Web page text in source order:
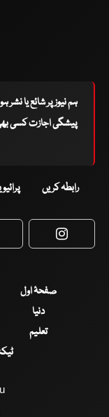
ہم نیوز پر شائع یا نشر
پیشگی اجازت کسی
رابطہ کریں
صفحۂ اول
دنیا
تعلیم